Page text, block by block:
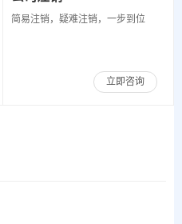
简易注销，疑难注销，一步到位
立即咨询